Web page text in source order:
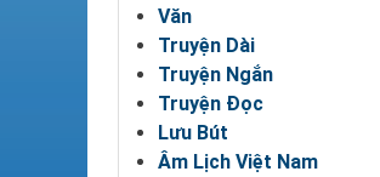
Văn
Truyện Dài
Truyện Ngắn
Truyện Đọc
Lưu Bút
Âm Lịch Việt Nam